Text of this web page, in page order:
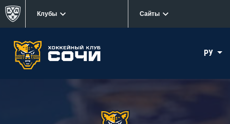
Клубы Сайты
РУ